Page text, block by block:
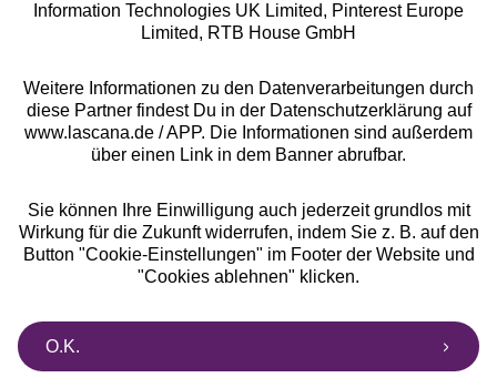
Alle Preise inkl. MwSt., zzgl.
Versandkosten
** Bonität vorausgesetzt, berechtigt zur Bonitätsprüfung
Information Technologies UK Limited, Pinterest Europe
Limited, RTB House GmbH
Weitere Informationen zu den Datenverarbeitungen durch
diese Partner findest Du in der Datenschutzerklärung auf
www.lascana.de / APP. Die Informationen sind außerdem
über einen Link in dem Banner abrufbar.
Sie können Ihre Einwilligung auch jederzeit grundlos mit
Wirkung für die Zukunft widerrufen, indem Sie z. B. auf den
Button "Cookie-Einstellungen" im Footer der Website und
"Cookies ablehnen" klicken.
O.K.